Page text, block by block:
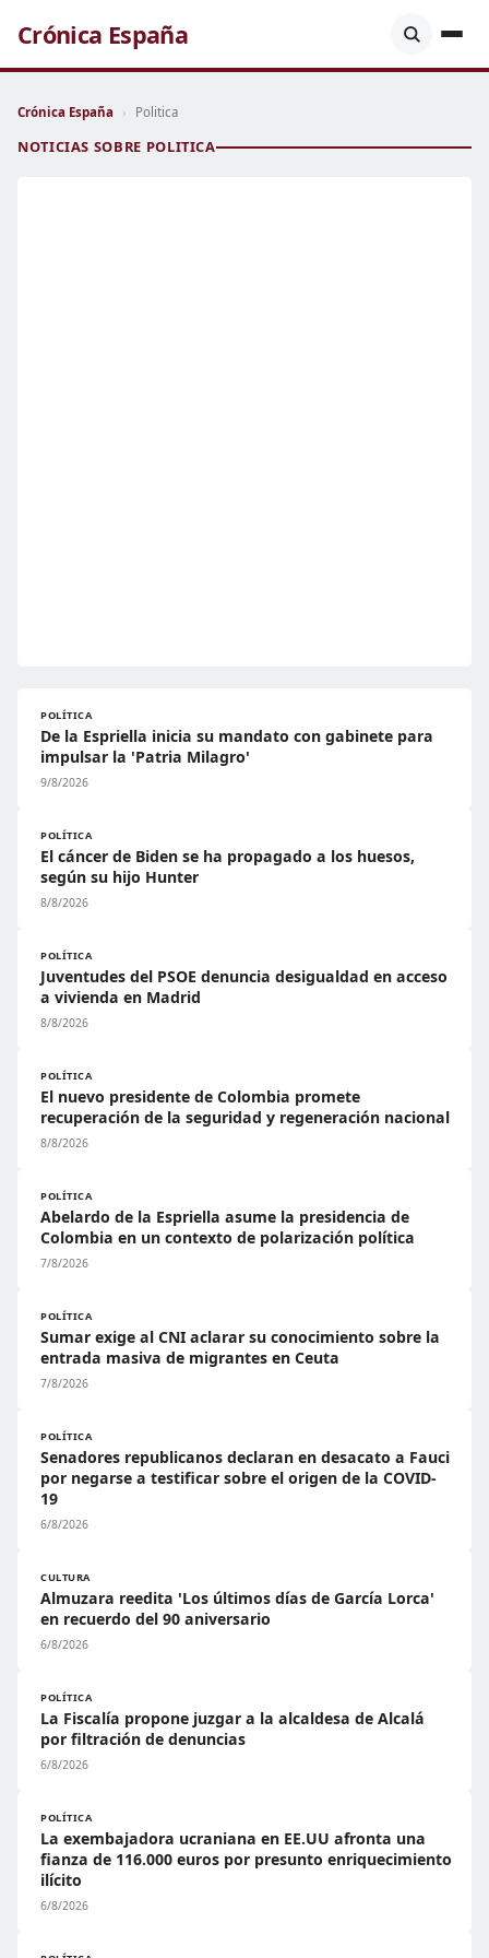
Crónica España
Crónica España › Politica
NOTICIAS SOBRE POLITICA
POLÍTICA
De la Espriella inicia su mandato con gabinete para
impulsar la 'Patria Milagro'
9/8/2026
POLÍTICA
El cáncer de Biden se ha propagado a los huesos,
según su hijo Hunter
8/8/2026
POLÍTICA
Juventudes del PSOE denuncia desigualdad en acceso
a vivienda en Madrid
8/8/2026
POLÍTICA
El nuevo presidente de Colombia promete
recuperación de la seguridad y regeneración nacional
8/8/2026
POLÍTICA
Abelardo de la Espriella asume la presidencia de
Colombia en un contexto de polarización política
7/8/2026
POLÍTICA
Sumar exige al CNI aclarar su conocimiento sobre la
entrada masiva de migrantes en Ceuta
7/8/2026
POLÍTICA
Senadores republicanos declaran en desacato a Fauci
por negarse a testificar sobre el origen de la COVID-
19
6/8/2026
CULTURA
Almuzara reedita 'Los últimos días de García Lorca'
en recuerdo del 90 aniversario
6/8/2026
POLÍTICA
La Fiscalía propone juzgar a la alcaldesa de Alcalá
por filtración de denuncias
6/8/2026
POLÍTICA
La exembajadora ucraniana en EE.UU afronta una
fianza de 116.000 euros por presunto enriquecimiento
ilícito
6/8/2026